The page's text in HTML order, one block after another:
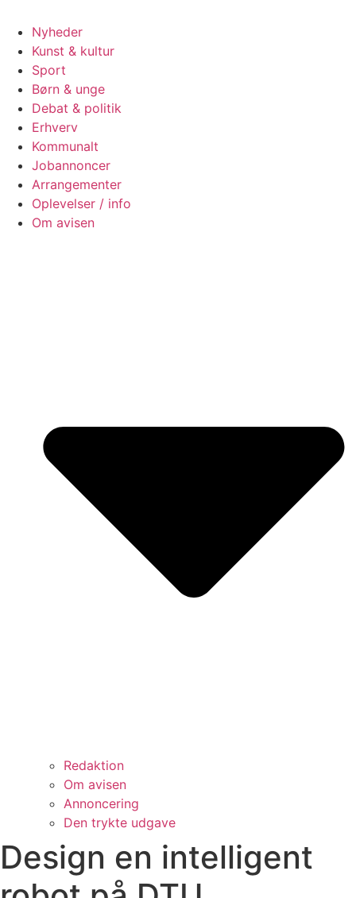
Nyheder
Kunst & kultur
Sport
Børn & unge
Debat & politik
Erhverv
Kommunalt
Jobannoncer
Arrangementer
Oplevelser / info
Om avisen
Redaktion
Om avisen
Annoncering
Den trykte udgave
Design en intelligent